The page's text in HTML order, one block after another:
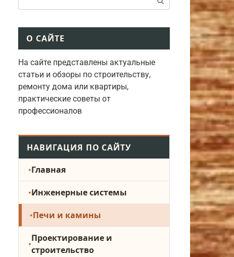
О САЙТЕ
На сайте представлены актуальные
статьи и обзоры по строительству,
ремонту дома или квартиры,
практические советы от
профессионалов
НАВИГАЦИЯ ПО САЙТУ
Главная
Инженерные системы
Печи и камины
Проектирование и
строительство